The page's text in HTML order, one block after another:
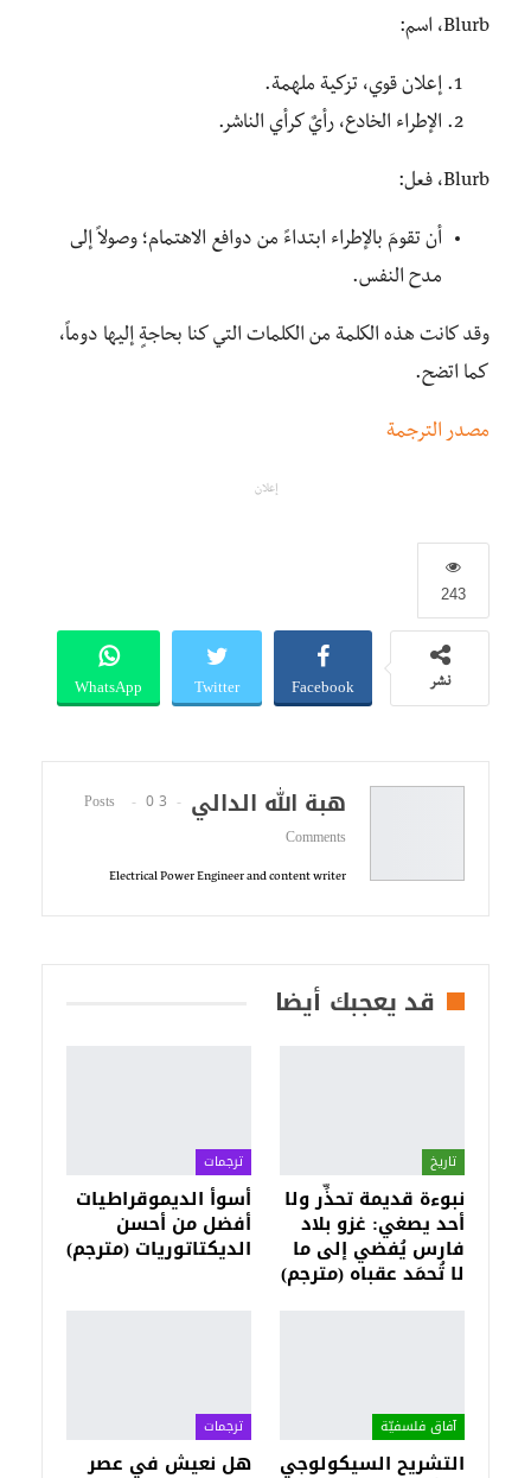
Blurb، اسم:
إعلان قوي، تزكية ملهمة.
الإطراء الخادع، رأيٌ كرأي الناشر.
Blurb، فعل:
أن تقومَ بالإطراء ابتداءً من دوافع الاهتمام؛ وصولاً إلى
مدح النفس.
وقد كانت هذه الكلمة من الكلمات التي كنا بحاجةٍ إليها دوماً،
كما اتضح.
مصدر الترجمة
إعلان
243
نشر Facebook
Twitter
WhatsApp
هبة الله الدالي 3 Posts
0
Comments
Electrical Power Engineer and content writer
قد يعجبك أيضا
تاريخ
نبوءة قديمة تحذِّر ولا
أحد يصغي: غزو بلاد
فارس يُفضي إلى ما
لا تُحمَد عقباه (مترجم)
ترجمات
أسوأ الديموقراطيات
أفضل من أحسن
الديكتاتوريات (مترجم)
آفاق فلسفيّة‎
التشريح السيكولوجي
ترجمات
هل نعيش في عصر